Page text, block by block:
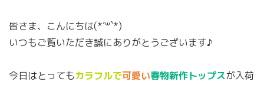
皆さま、こんにちは(*´꒳`*)
いつもご覧いただき誠にありがとうございます♪
今日はとってもカラフルで可愛い春物新作トップスが入荷